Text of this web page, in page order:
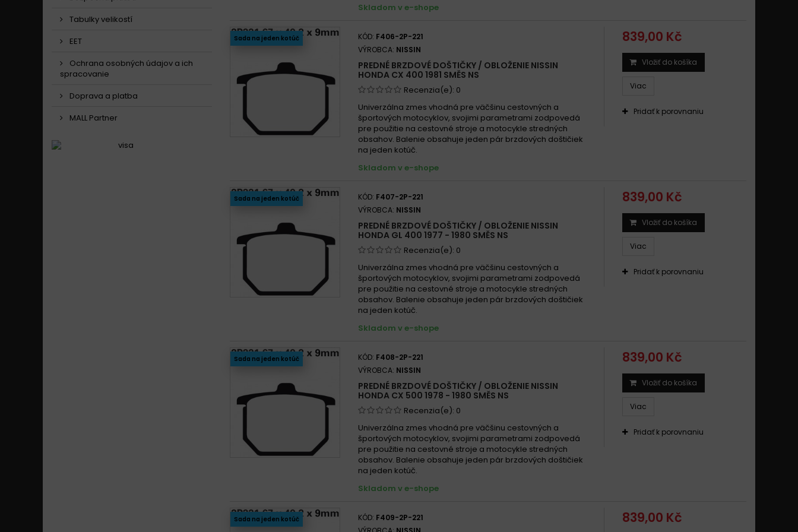
Tabulky velikostí
EET
Ochrana osobných údajov a ich
spracovanie
Doprava a platba
MALL Partner
Skladom v e-shope
Sada na jeden kotúč KÓD: F406-2P-221
VÝROBCA: NISSIN
PREDNÉ BRZDOVÉ DOŠTIČKY / OBLOŽENIE NISSIN
HONDA CX 400 1981 SMĚS NS
Recenzia(e): 0
Univerzálna zmes vhodná pre väčšinu cestovných a
športových motocyklov, svojimi parametrami zodpovedá
pre použitie na cestovné stroje a motocykle stredných
obsahov. Balenie obsahuje jeden pár brzdových doštičiek
na jeden kotúč.
Skladom v e-shope
839,00 Kč
Vložiť do košíka
Viac
Pridať k porovnaniu
Sada na jeden kotúč KÓD: F407-2P-221
VÝROBCA: NISSIN
PREDNÉ BRZDOVÉ DOŠTIČKY / OBLOŽENIE NISSIN
HONDA GL 400 1977 - 1980 SMĚS NS
Recenzia(e): 0
Univerzálna zmes vhodná pre väčšinu cestovných a
športových motocyklov, svojimi parametrami zodpovedá
pre použitie na cestovné stroje a motocykle stredných
obsahov. Balenie obsahuje jeden pár brzdových doštičiek
na jeden kotúč.
Skladom v e-shope
839,00 Kč
Vložiť do košíka
Viac
Pridať k porovnaniu
Sada na jeden kotúč KÓD: F408-2P-221
VÝROBCA: NISSIN
PREDNÉ BRZDOVÉ DOŠTIČKY / OBLOŽENIE NISSIN
HONDA CX 500 1978 - 1980 SMĚS NS
Recenzia(e): 0
Univerzálna zmes vhodná pre väčšinu cestovných a
športových motocyklov, svojimi parametrami zodpovedá
pre použitie na cestovné stroje a motocykle stredných
obsahov. Balenie obsahuje jeden pár brzdových doštičiek
na jeden kotúč.
Skladom v e-shope
839,00 Kč
Vložiť do košíka
Viac
Pridať k porovnaniu
Sada na jeden kotúč KÓD: F409-2P-221
839,00 Kč